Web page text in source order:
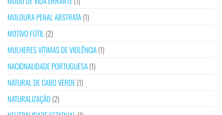
MOLDURA PENAL ABSTRATA(1)
MOTIVO FÚTIL (2)
MULHERES VÍTIMAS DE VIOLÊNCIA(1)
NACIONALIDADE PORTUGUESA(1)
NATURAL DE CABO VERDE(1)
NATURALIZAÇÃO (2)